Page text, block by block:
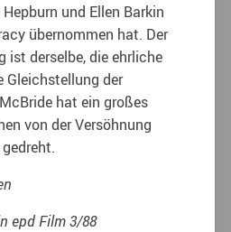
und Ellen Barkin
übernommen hat. Der
ist derselbe, die ehrliche
Gleichstellung der
hat ein großes
von der Versöhnung
epd Film 3/88